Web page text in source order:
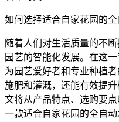
如何选择适合自家花园的
随着人们对生活质量的不
园艺的智能化发展。在这
为园艺爱好者和专业种植
施肥和灌溉，还能有效提
文将从产品特点、选购要
一款适合自家花园的全自动